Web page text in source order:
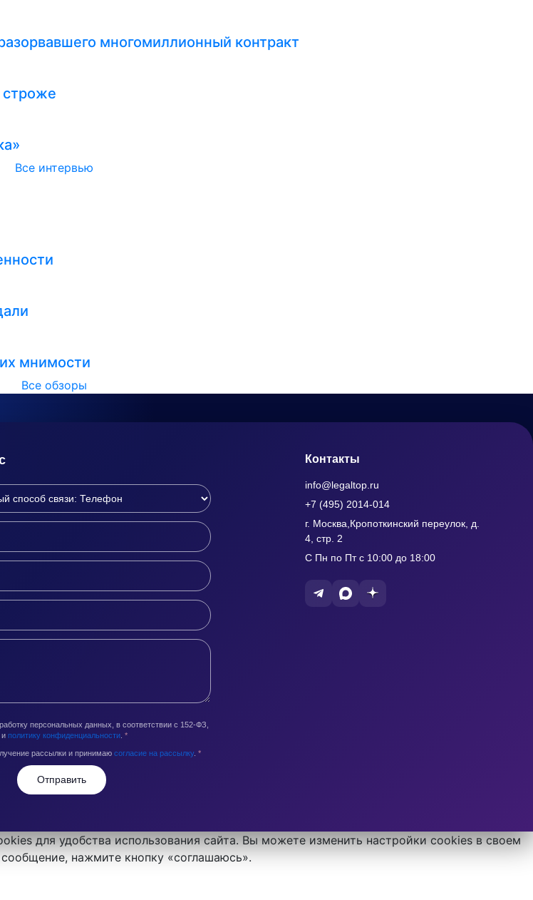
многомиллионный контракт
строже
Все интервью
мнимости
Все обзоры
персональных данных, в соответствии с 152-ФЗ,
и политику конфиденциальности *
рассылки и принимаю согласие на рассылку. *
Отправить
Контакты
info@legaltop.ru
+7 (495) 2014-014
г. Москва,Кропоткинский переулок, д.
4, стр. 2
С Пн по Пт с 10:00 до 18:00
для удобства использования сайта. Вы можете изменить настройки cookies в своем
нажмите кнопку «соглашаюсь».